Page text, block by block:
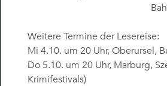
Weitere Termine der Lesereise:
Mi 4.10. um 20 Uhr, Oberursel,
Do 5.10. um 20 Uhr, Marburg,
Krimifestivals)